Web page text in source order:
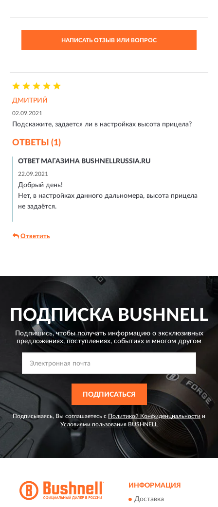
НАПИСАТЬ ОТЗЫВ ИЛИ ВОПРОС
ДМИТРИЙ
02.09.2021
Подскажите, задается ли в настройках высота прицела?
ОТВЕТЫ (1)
ОТВЕТ МАГАЗИНА BUSHNELLRUSSIA.RU
22.09.2021
Добрый день!
Нет, в настройках данного дальномера, высота прицела
не задаётся.
Ответить
ПОДПИСКАBUSHNELL
Подпишись, чтобы получать информацию о эксклюзивных
предложениях,поступлениях, событиях и многом другом
ПОДПИСАТЬСЯ
Подписываясь, Вы соглашаетесь с Политикой Конфиденциальности и
Условиями пользования BUSHNELL
ИНФОРМАЦИЯ
Доставка